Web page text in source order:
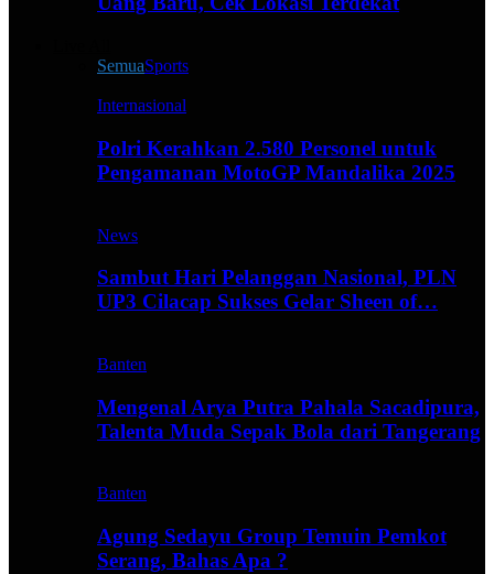
SemuaSports
Internasional
Polri Kerahkan 2.580 Personel untuk
Pengamanan MotoGP Mandalika 2025
News
Sambut Hari Pelanggan Nasional, PLN
UP3 Cilacap Sukses Gelar Sheen of…
Banten
Mengenal Arya Putra Pahala Sacadipura,
Talenta Muda Sepak Bola dari Tangerang
Banten
Agung Sedayu Group Temuin Pemkot
Serang, Bahas Apa ?